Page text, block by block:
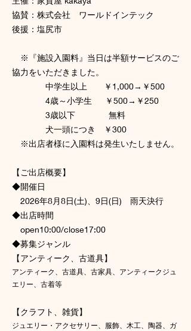
協賛：株式会社 ワールドインテック
後援：塩尻市
※『施設入園料』当日は半額サービスのご
協力をいただきました。
中学生以上 ￥1,000→￥500
4歳～小学生 ￥500→￥250
3歳以下 無料
犬一頭につき ￥300
※出店者様に入園料は発生いたしません。​
【ご出店概要】
◆開催日
2026年8月8日(土)、9日(日) ​雨天決行
◆出店時間
open10:00/close17:00
◆募集ジャンル
【アンティーク、古道具】
アンティーク、古道具、古家具、アンティークジュ
エリー、古着等
【クラフト、雑貨】
ジュエリー・アクセサリー、服飾、木工、陶器、ガ